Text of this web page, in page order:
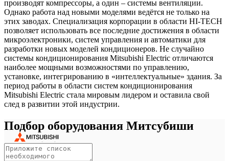
производят компрессоры, а один – системы вентиляции.
Однако работа над новыми моделями ведётся не только на
этих заводах. Специализация корпорации в области HI-TECH
позволяет использовать все последние достижения в области
микроэлектроники, систем управления и автоматики для
разработки новых моделей кондиционеров. Не случайно
системы кондиционирования Mitsubishi Electric отличаются
наиболее мощными возможностями по управлению,
установке, интегрированию в «интеллектуальные» здания. За
период работы в области систем кондиционирования
Mitsubishi Electric стала мировым лидером и оставила свой
след в развитии этой индустрии.
Подбор оборудования Митсубиши